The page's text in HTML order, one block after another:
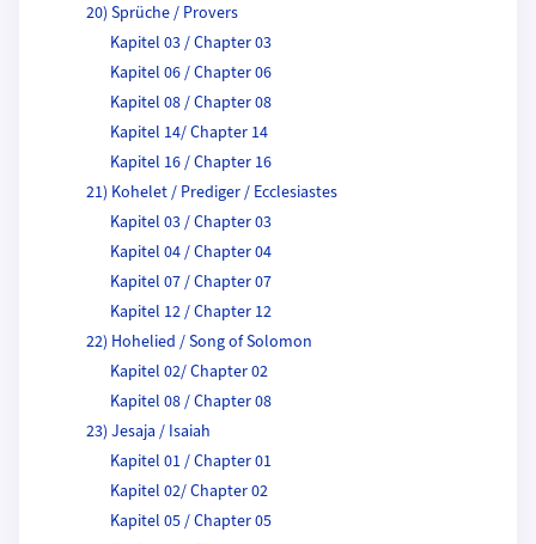
20) Sprüche / Provers
Kapitel 03 / Chapter 03
Kapitel 06 / Chapter 06
Kapitel 08 / Chapter 08
Kapitel 14/ Chapter 14
Kapitel 16 / Chapter 16
21) Kohelet / Prediger / Ecclesiastes
Kapitel 03 / Chapter 03
Kapitel 04 / Chapter 04
Kapitel 07 / Chapter 07
Kapitel 12 / Chapter 12
22) Hohelied / Song of Solomon
Kapitel 02/ Chapter 02
Kapitel 08 / Chapter 08
23) Jesaja / Isaiah
Kapitel 01 / Chapter 01
Kapitel 02/ Chapter 02
Kapitel 05 / Chapter 05